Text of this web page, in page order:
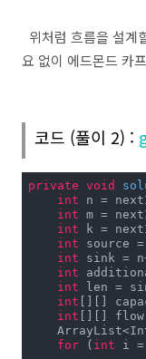
            }
if
int
for
            }
for
            }
        }
위처럼 흐름을 설계
요 없이 에드몬드 카
코드 (풀이 2) :
private void
int n =
int m =
int k =
int source =
int sink =
int
int len =
int [][]
int [][] flow
for ( int i =